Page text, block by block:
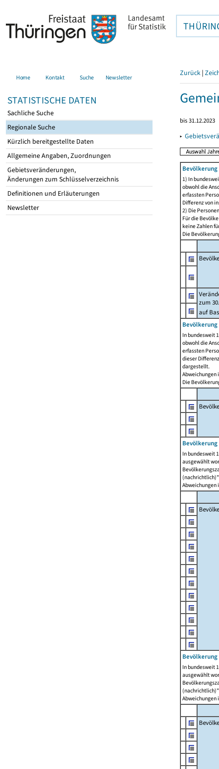
Home Kontakt Suche Newsletter
STATISTISCHE DATEN
Sachliche Suche
Regionale Suche
Kürzlich bereitgestellte Daten
Allgemeine Angaben, Zuordnungen
Gebietsveränderungen,
Änderungen zum Schlüsselverzeichnis
Definitionen und Erläuterungen
Newsletter
Zurück |
bis 31.12.2023
▸
1) In
obwohl die
erfassten
Differenz von
2) Die
Für die
keine Zahlen
Die
zum
auf
Bevölkerung
In bundesweit
obwohl die
erfassten
dieser
dargestellt.
Abweichungen
Die
In bundesweit
ausgewählt
Abweichungen
In bundesweit
ausgewählt
Abweichungen